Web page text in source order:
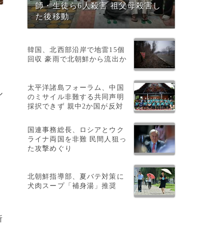
師・生徒ら6人殺害 祖父母殺害し
た後移動
韓国、北西部沿岸で地雷15個
回収 豪雨で北朝鮮から流出か
太平洋諸島フォーラム、中国
のミサイル非難する共同声明
採択できず 親中2か国が反対
国連事務総長、ロシアとウク
ライナ両国を非難 民間人狙っ
た攻撃めぐり
北朝鮮指導部、夏バテ対策に
犬肉スープ「補身湯」推奨